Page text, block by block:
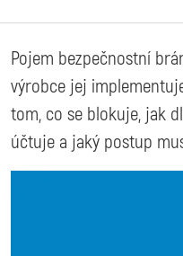
Pojem bezpečnostní
výrobce jej
tom, co se blokuje, jak
účtuje a jaký postup